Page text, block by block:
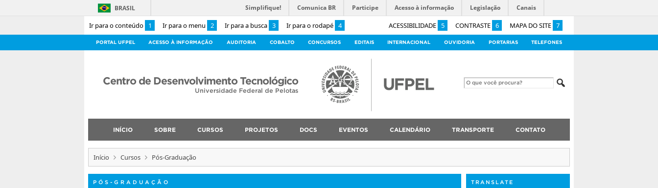
Ir para o conteúdo 1 Ir para o menu 2 Ir para a busca 3 Ir para o rodapé 4 ACESSIBILIDADE 5 CONTRASTE 6 MAPA DO SITE 7
BRASIL Simplifique! Comunica BR Participe Acesso à informação Legislação Canais
PORTAL UFPEL ACESSO À INFORMAÇÃO AUDITORIA COBALTO CONCURSOS EDITAIS INTERNACIONAL OUVIDORIA PORTARIAS TELEFONES
Centro de Desenvolvimento Tecnológico
Universidade Federal de Pelotas
INÍCIO SOBRE CURSOS PROJETOS DOCS EVENTOS CALENDÁRIO TRANSPORTE CONTATO
Início Cursos Pós-Graduação
PÓS-GRADUAÇÃO TRANSLATE